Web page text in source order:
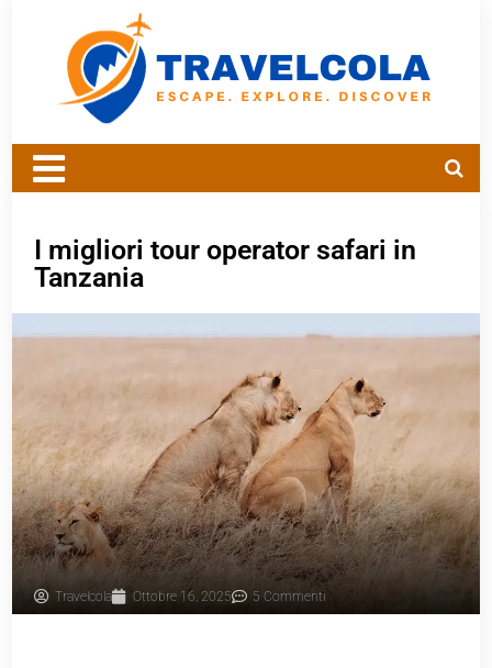
I migliori tour operator safari in
Tanzania
Travelcola Ottobre 16, 2025 5 Commenti